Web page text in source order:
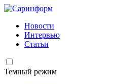
Новости
Интервью
Статьи
Темный режим